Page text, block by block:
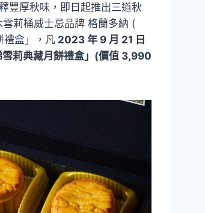
豐厚秋味，即日起推出三道秋
莉桶威士忌品牌 格蘭多納 (
禮盒」，凡 2023 年 9 月 21 日
莉典藏月餅禮盒」(價值 3,990